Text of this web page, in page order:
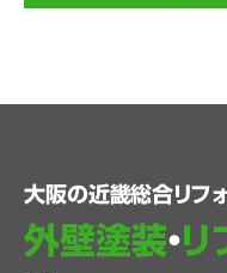
大阪の近畿総合リフ
外壁塗装・リ